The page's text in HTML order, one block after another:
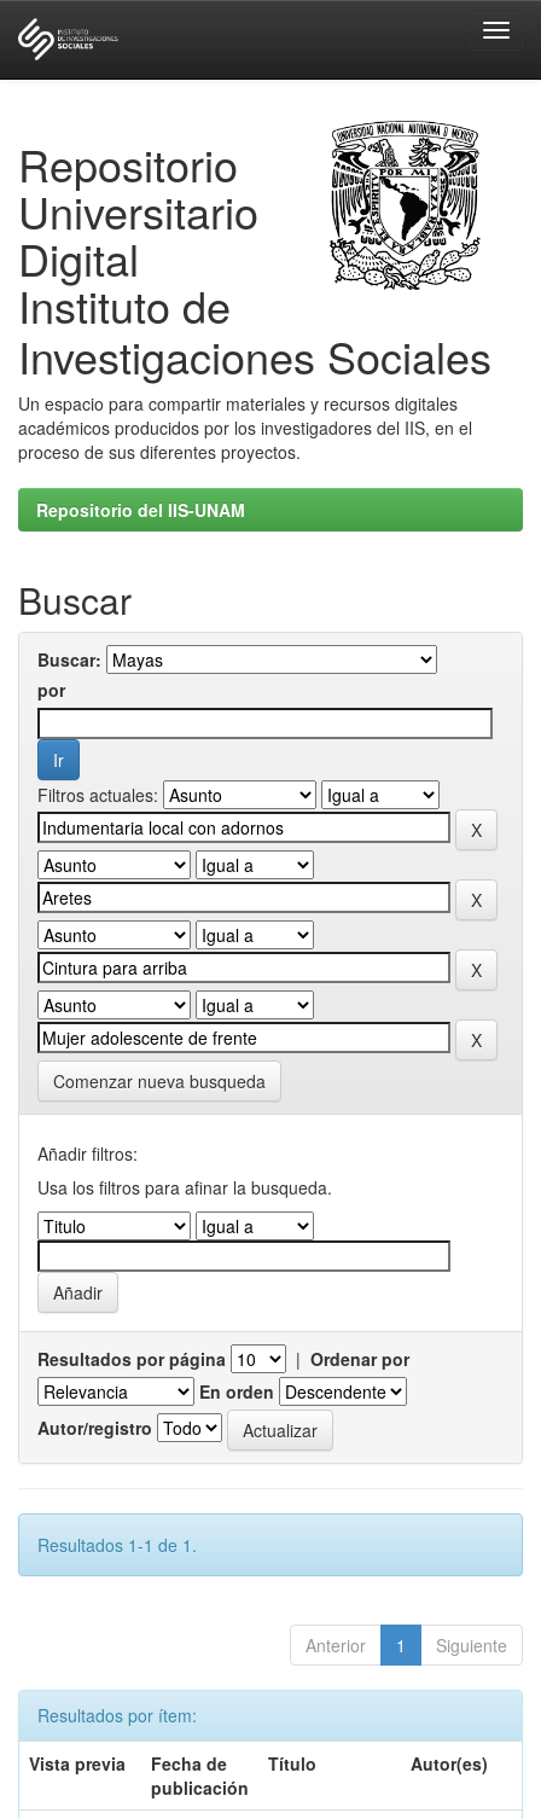
Repositorio
Universitario
Digital
Instituto de
Investigaciones Sociales
Un espacio para compartir materiales y recursos digitales
académicos producidos por los investigadores del IIS, en el
proceso de sus diferentes proyectos.
Repositorio del IIS-UNAM
Buscar
Buscar:
por
Filtros actuales:
Comenzar nueva busqueda
Añadir filtros:
Usa los filtros para afinar la busqueda.
Resultados por página | Ordenar por
En orden
Autor/registro
Resultados 1-1 de 1.
Anterior 1 Siguiente
Resultados por ítem:
Vista previa
Fecha de
publicación
Título Autor(es)